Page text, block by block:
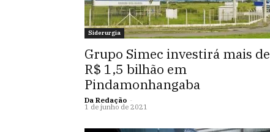
Siderurgia
Grupo Simec investirá mais de
R$ 1,5 bilhão em
Pindamonhangaba
Da Redação -
1 de junho de 2021